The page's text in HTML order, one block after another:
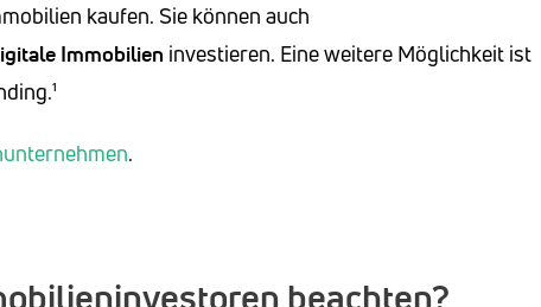
kaufen. Sie können auch
Immobilien investieren. Eine weitere Möglichkeit ist
.
beachten?